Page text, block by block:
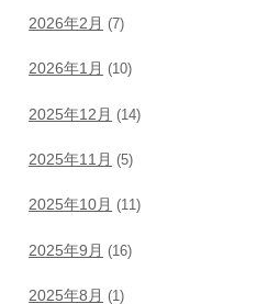
2026年2月 (7)
2026年1月 (10)
2025年12月 (14)
2025年11月 (5)
2025年10月 (11)
2025年9月 (16)
2025年8月 (1)